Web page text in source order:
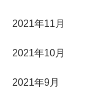
2021年11月
2021年10月
2021年9月